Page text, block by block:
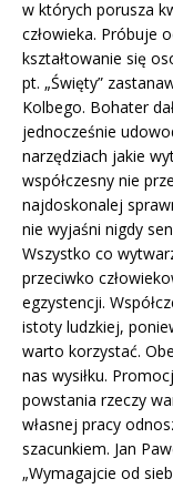
w których porusza
człowieka. Próbuje
kształtowanie się
pt. „Święty”
Kolbego. Bohater
jednocześnie
narzędziach jakie
współczesny nie
najdoskonalej
nie wyjaśni nigdy
Wszystko co
przeciwko
egzystencji.
istoty ludzkiej,
warto korzystać.
nas wysiłku.
powstania rzeczy
własnej pracy
szacunkiem. Jan
„Wymagajcie od